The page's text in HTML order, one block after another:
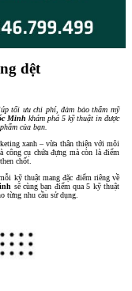
dệt
tối ưu chi phí, đảm bảo thẩm mỹ
Minh khám phá 5 kỹ thuật in được
của bạn.
xanh – vừa thân thiện với môi
cụ chứa đựng mà còn là điểm
chốt.
kỹ thuật mang đặc điểm riêng về
sẽ cùng bạn điểm qua 5 kỹ thuật
từng nhu cầu sử dụng.